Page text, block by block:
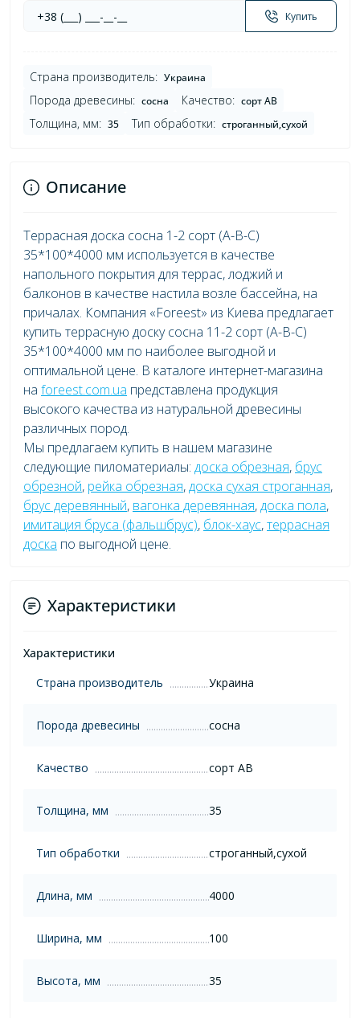
Купить
Страна производитель: Украина
Порода древесины: сосна Качество: сорт AB
Толщина, мм: 35 Тип обработки: строганный,сухой
Описание
Террасная доска сосна 1-2 сорт (А-В-С)
35*100*4000 мм используется в качестве
напольного покрытия для террас, лоджий и
балконов в качестве настила возле бассейна, на
причалах. Компания «Foreest» из Киева предлагает
купить террасную доску сосна 11-2 сорт (А-В-С)
35*100*4000 мм по наиболее выгодной и
оптимальной цене. В каталоге интернет-магазина
на foreest.com.ua представлена продукция
высокого качества из натуральной древесины
различных пород.
Мы предлагаем купить в нашем магазине
следующие пиломатериалы: доска обрезная, брус
обрезной, рейка обрезная,доска сухая строганная,
брус деревянный, вагонка деревянная,доска пола,
имитация бруса (фальшбрус), блок-хаус,террасная
доска по выгодной цене.
Характеристики
Характеристики
Страна производитель
Украина
Порода древесины сосна
Качество сорт AB
Толщина, мм 35
Тип обработки строганный,сухой
Длина, мм 4000
Ширина, мм 100
Высота, мм 35